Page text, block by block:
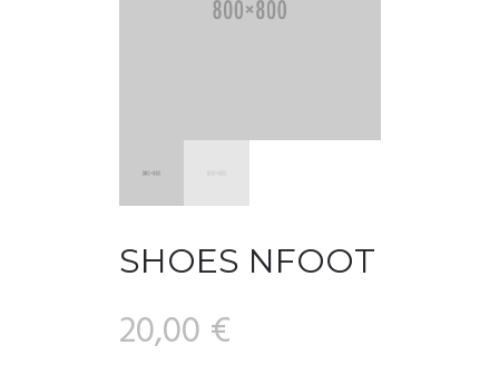
SHOES NFOOT
20,00 €